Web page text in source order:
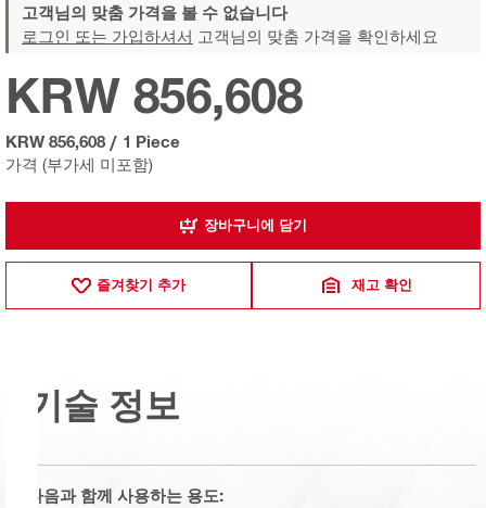
고객님의 맞춤 가격을 볼 수 없습니다
로그인 또는 가입하셔서 고객님의 맞춤 가격을 확인하세요
가격 (부가세 미포함)
KRW 856,608
KRW 856,608 / 1 Piece
장바구니에 담기
즐겨찾기 추가 재고 확인
기술 정보
다음과 함께 사용하는 용도: